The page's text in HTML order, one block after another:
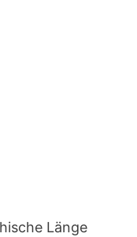
Länge